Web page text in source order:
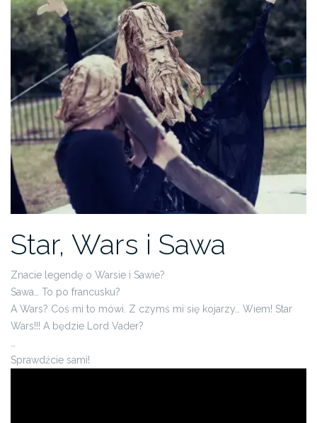
Star, Wars i Sawa
Znacie legendę o Warsie i Sawie?
Sawa… To po francusku?
A Wars? Coś mi to mówi. Z czymś mi się kojarzy… Wiem! Star
Wars!!! A będzie Lord Vader?
Sprawdźcie sami!